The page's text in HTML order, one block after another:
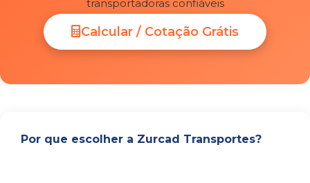
transportadoras confiáveis
Calcular / Cotação Grátis
Por que escolher a Zurcad Transportes?